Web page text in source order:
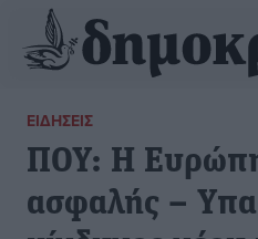
ΕΙΔΉΣΕΙΣ
ΠΟΥ: Η Ευρώπη
ασφαλής –